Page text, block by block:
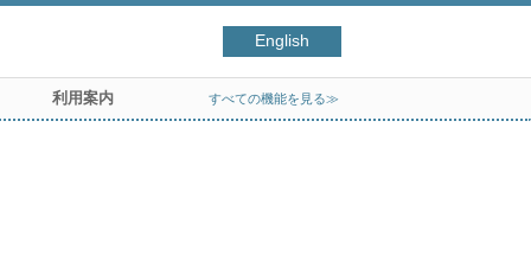
English
利用案内 すべての機能を見る≫